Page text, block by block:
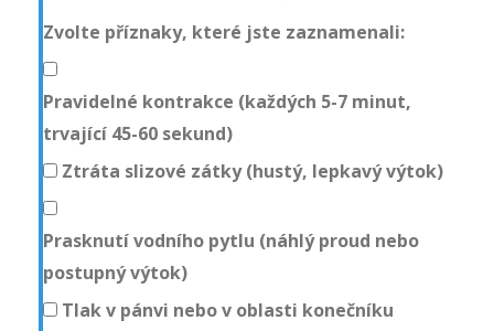
Zvolte příznaky, které jste zaznamenali:
Pravidelné kontrakce (každých 5-7 minut,
trvající 45-60 sekund)
Ztráta slizové zátky (hustý, lepkavý výtok)
Prasknutí vodního pytlu (náhlý proud nebo
postupný výtok)
Tlak v pánvi nebo v oblasti konečníku